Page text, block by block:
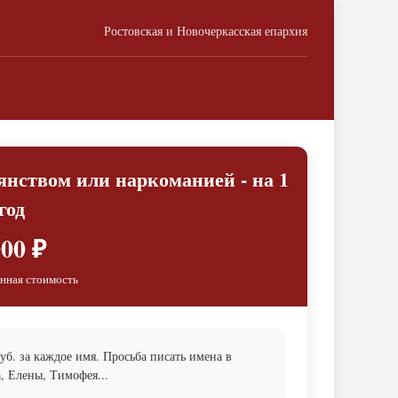
Ростовская и Новочеркасская епархия
или наркоманией - на 1
₽
стоимость
за каждое имя. Просьба писать имена в
Елены, Тимофея...